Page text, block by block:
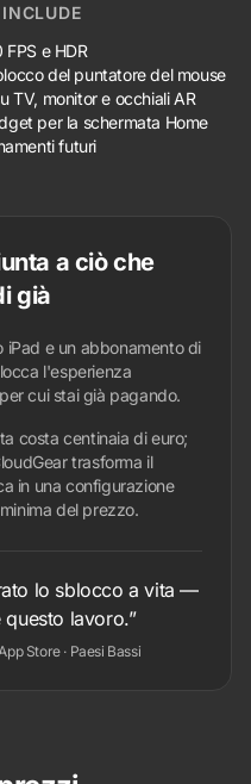
FPS e HDR
del puntatore del mouse
TV, monitor e occhiali AR
per la schermata Home
futuri
a ciò che
già
iPad e un abbonamento di
l'esperienza
cui stai già pagando.
costa centinaia di euro;
trasforma il
in una configurazione
del prezzo.
lo sblocco a vita —
lavoro.”
Store · Paesi Bassi